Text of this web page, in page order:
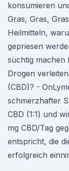
konsumieren
Gras, Gras,
Heilmitteln,
gepriesen
süchtig machen
Drogen
(CBD)? -
schmerzhafter
CBD (1:1) und
mg CBD/Tag
entspricht, die
erfolgreich